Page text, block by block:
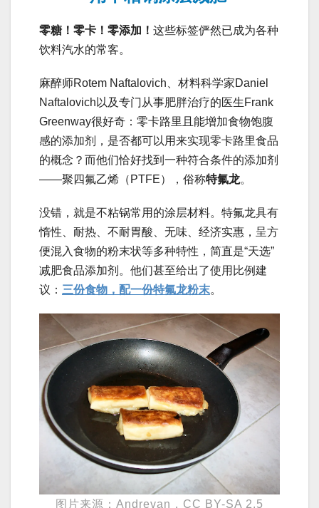
零糖！零卡！零添加！ 这些标签俨然已成为各种
饮料汽水的常客。
麻醉师Rotem Naftalovich、材料科学家Daniel
Naftalovich以及专门从事肥胖治疗的医生Frank
Greenway很好奇：零卡路里且能增加食物饱腹
感的添加剂，是否都可以用来实现零卡路里食品
的概念？而他们恰好找到一种符合条件的添加剂
——聚四氟乙烯（PTFE），俗称特氟龙。
没错，就是不粘锅常用的涂层材料。特氟龙具有
惰性、耐热、不耐胃酸、无味、经济实惠，呈方
便混入食物的粉末状等多种特性，简直是“天选”
减肥食品添加剂。他们甚至给出了使用比例建
议： 三份食物，配一份特氟龙粉末。
图片来源：Andrevan，CC BY-SA 2.5